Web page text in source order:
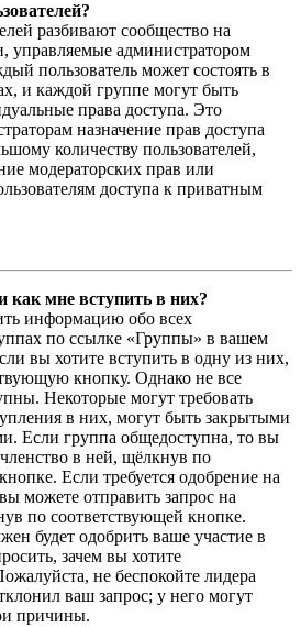
разбивают сообщество на
управляемые администратором
пользователь может состоять в
и каждой группе могут быть
права доступа. Это
назначение прав доступа
количеству пользователей,
модераторских прав или
доступа к приватным
как мне вступить в них?
информацию обо всех
по ссылке «Группы» в вашем
вы хотите вступить в одну из них,
кнопку. Однако не все
Некоторые могут требовать
в них, могут быть закрытыми
Если группа общедоступна, то вы
в ней, щёлкнув по
Если требуется одобрение на
можете отправить запрос на
по соответствующей кнопке.
будет одобрить ваше участие в
зачем вы хотите
не беспокойте лидера
ваш запрос; у него могут
причины.